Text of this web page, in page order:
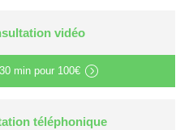
vidéo
30 min pour 100€
téléphonique